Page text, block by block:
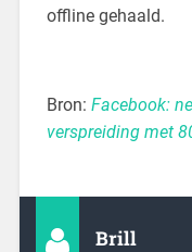
offline gehaald.
Bron: Facebook:
verspreiding met
Brill